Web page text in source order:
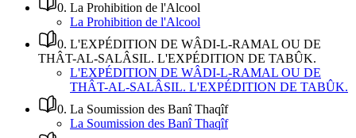
0. La Prohibition de l'Alcool
La Prohibition de l'Alcool
0. L'EXPÉDITION DE WÂDI-L-RAMAL OU DE
THÂT-AL-SALÂSIL. L'EXPÉDITION DE TABÛK.
L'EXPÉDITION DE WÂDI-L-RAMAL OU DE
THÂT-AL-SALÂSIL. L'EXPÉDITION DE TABÛK.
0. La Soumission des Banî Thaqîf
La Soumission des Banî Thaqîf